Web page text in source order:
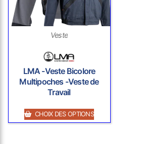
Veste
LMA -Veste Bicolore
Multipoches -Veste de
Travail
CHOIX DES OPTIONS